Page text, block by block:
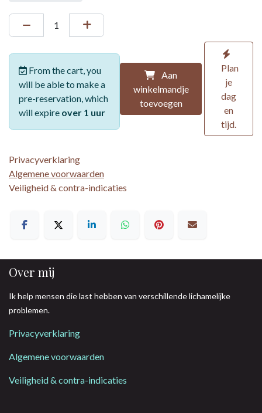
From the cart, you
will be able to make a
pre-reservation, which
will expire over 1 uur
Aan
winkelmandje
toevoegen
Plan
je
dag
en
tijd.
Privacyverklaring
Algemene voorwaarden
Veiligheid & contra-indicaties
Over mij
Ik help mensen die last hebben van verschillende lichamelijke
problemen.
Privacyverklaring
Algemene voorwaarden
Veiligheid & contra-indicaties